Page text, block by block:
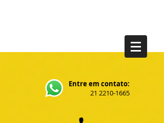
Entre em contato:
21 2210-1665